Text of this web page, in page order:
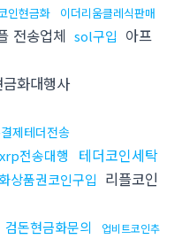
인현금화 이더리움클레식판매
전송업체 sol구입 아프
화대행사
제테더전송
xrp전송대행 테더코인세탁
상품권코인구입 리플코인
검돈현금화문의
업비트코인추